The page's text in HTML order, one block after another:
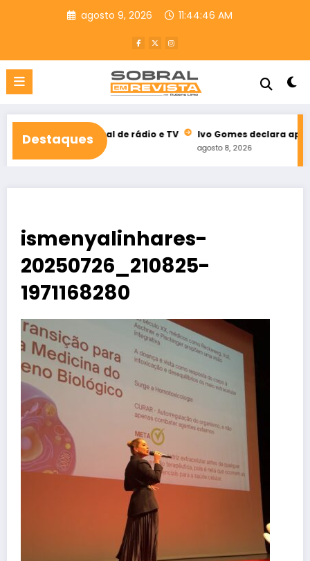
agosto 9, 2026 11:44:47 AM
Destaques
eleitoral de rádio e TV Ivo Gomes declara apoio à
ismenyalinhares-
20250726_210825-
1971168280